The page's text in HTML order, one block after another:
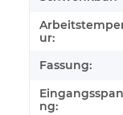
ur:
Fassung:
ng: